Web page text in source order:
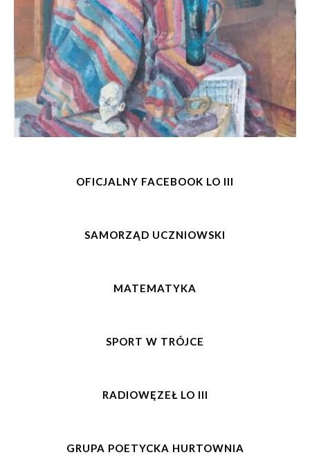
OFICJALNY FACEBOOK LO III
SAMORZĄD UCZNIOWSKI
MATEMATYKA
SPORT W TRÓJCE
RADIOWĘZEŁ LO III
GRUPA POETYCKA HURTOWNIA